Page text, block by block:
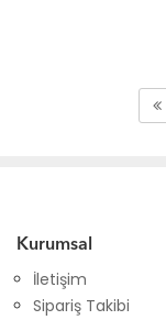
Kurumsal
İletişim
Sipariş Takibi